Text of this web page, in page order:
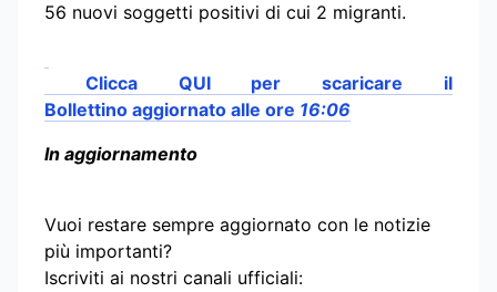
56 nuovi soggetti positivi di cui 2 migranti.
Clicca QUI per scaricare il
Bollettino aggiornato alle ore 16:06
In aggiornamento
Vuoi restare sempre aggiornato con le notizie
più importanti?
Iscriviti ai nostri canali ufficiali: